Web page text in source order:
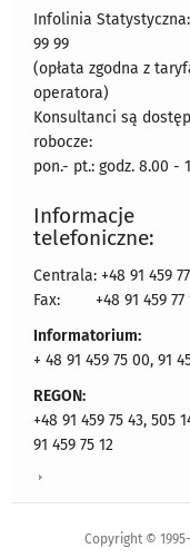
Infolinia Statystyczna:
99 99
(opłata zgodna z
operatora)
Konsultanci są
robocze:
pon.- pt.: godz. 8.00 -
Informacje
telefoniczne:
Centrala: +48 91 459
Fax:
+48 91 459 77
Informatorium:
+ 48 91 459 75 00, 91
REGON:
+48 91 459 75 43, 505
91 459 75 12
Copyright ©